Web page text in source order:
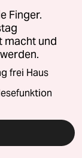
Finger.
macht und
frei Haus